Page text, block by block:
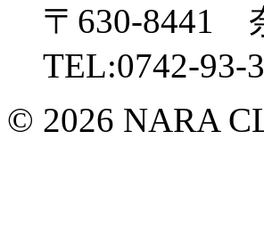
〒630-8441
TEL:0742-93-
© 2026 NARA